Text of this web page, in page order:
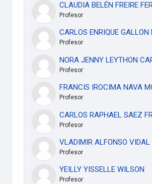
CLAUDIA BELÉN FREIRE
Profesor
CARLOS ENRIQUE GALLON
Profesor
NORA JENNY LEYTHON
Profesor
FRANCIS IROCIMA NAVA
Profesor
CARLOS RAPHAEL SAEZ
Profesor
VLADIMIR ALFONSO VIDAL
Profesor
YEILLY YISSELLE WILSON
Profesor